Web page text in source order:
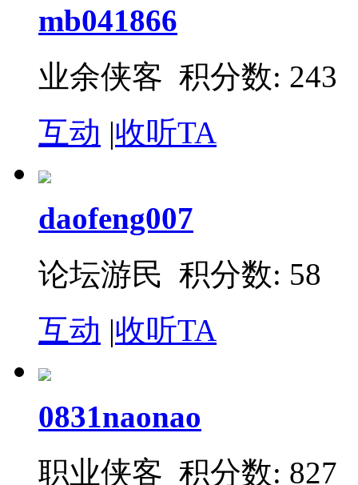
mb041866
业余侠客 积分数: 243
互动 |收听TA
daofeng007
论坛游民 积分数: 58
互动 |收听TA
0831naonao
职业侠客 积分数: 827